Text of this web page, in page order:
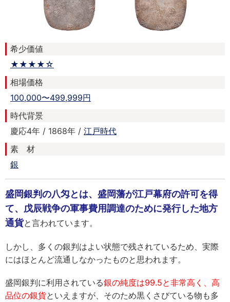
希少価値
★★★★☆
相場価格
100,000〜499,999円
時代背景
慶応4年 / 1868年 / 江戸時代
素 材
銀
盛岡銀判の八匁とは、盛岡藩が江戸幕府の許可を得
て、戊辰戦争の軍事費用調達のために発行した地方
通貨と言われています。
しかし、多くの銀判はよい状態で残されているため、実際
にはほとんど流通しなかったものと思われます。
盛岡銀判に利用されている銀の純度は99.5と非常高く、高
品位の銀貨といえますが、そのため黒くさびている物も多